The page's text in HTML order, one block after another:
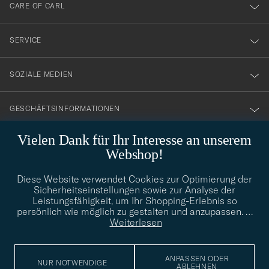
Vielen Dank für Ihr Interesse an unserem
Webshop!
Diese Website verwendet Cookies zur Optimierung der
Sicherheitseinstellungen sowie zur Analyse der
Leistungsfähigkeit, um Ihr Shopping-Erlebnis so
persönlich wie möglich zu gestalten und anzupassen. …
Weiterlesen
NUR NOTWENDIGE
ANPASSEN ODER
ABLEHNEN
vårt
nyhetsbrev!
CARE OF CARL
SERVICE
SOZIALE MEDIEN
GESCHÄFTSINFORMATIONEN
info@careofcarl.de
Benötigen Sie Hilfe bei der Suche nach Ihrem persönlichen Stil?
Wenden Sie sich an uns, wir helfen Ihnen gerne weiter!
STILBERATUNG